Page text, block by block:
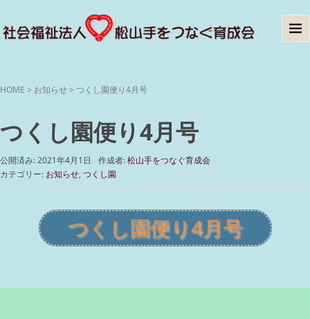
HOME > お知らせ> つくし園便り4月号
つくし園便り4月号
公開済み: 2021年4月1日 作成者:松山手をつなぐ育成会
カテゴリー: お知らせ, つくし園
つくし園便り4月号